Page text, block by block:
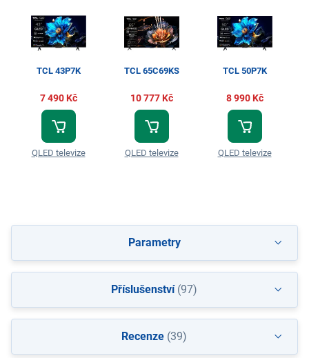
TCL 43P7K
7 490 Kč
QLED televize
TCL 65C69KS
10 777 Kč
QLED televize
TCL 50P7K
8 990 Kč
QLED televize
Parametry
Příslušenství(97)
Recenze (39)